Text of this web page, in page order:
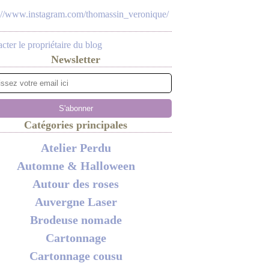
www.instagram.com/thomassin_veronique/
le propriétaire du blog
Newsletter
Catégories principales
Atelier Perdu
Automne & Halloween
Autour des roses
Auvergne Laser
Brodeuse nomade
Cartonnage
Cartonnage cousu